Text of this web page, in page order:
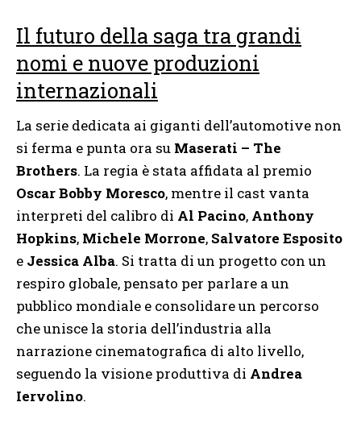
Il futuro della saga tra grandi
nomi e nuove produzioni
internazionali
La serie dedicata ai giganti dell’automotive non
si ferma e punta ora su Maserati – The
Brothers. La regia è stata affidata al premio
Oscar Bobby Moresco, mentre il cast vanta
interpreti del calibro di Al Pacino, Anthony
Hopkins, Michele Morrone, Salvatore Esposito
e Jessica Alba. Si tratta di un progetto con un
respiro globale, pensato per parlare a un
pubblico mondiale e consolidare un percorso
che unisce la storia dell’industria alla
narrazione cinematografica di alto livello,
seguendo la visione produttiva di Andrea
Iervolino.